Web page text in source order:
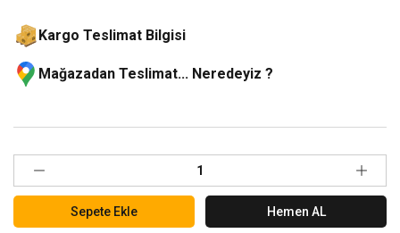
Kargo Teslimat Bilgisi
Mağazadan Teslimat... Neredeyiz ?
Sepete Ekle Hemen AL